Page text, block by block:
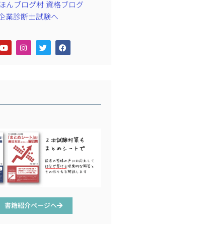
書籍紹介ページへ